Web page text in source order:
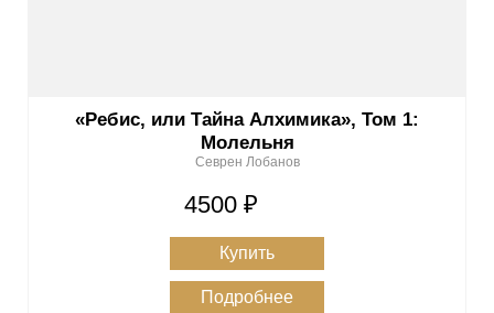
«Ребис, или Тайна Алхимика», Том 1:
Молельня
Севрен Лобанов
4500 ₽
Купить
Подробнее